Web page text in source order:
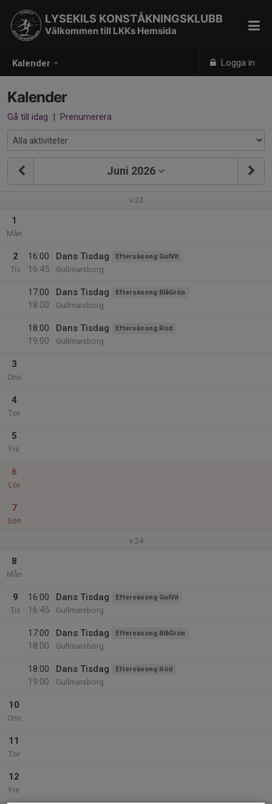
Kalender Logga in
LYSEKILS KONSTÅKNINGSKLUBB
Välkommen till LKKs Hemsida
Kalender
Gå till idag | Prenumerera
Juni 2026
v.23
1
Mån
2
Tis
16:00
16:45
Dans Tisdag Eftersäsong GulVit
Gullmarsborg
17:00
18:00
Dans Tisdag Eftersäsong BlåGrön
Gullmarsborg
18:00
19:00
Dans Tisdag Eftersäsong Röd
Gullmarsborg
3
Ons
4
Tor
5
Fre
6
Lör
7
Sön
v.24
8
Mån
9
Tis
16:00
16:45
Dans Tisdag Eftersäsong GulVit
Gullmarsborg
17:00
18:00
Dans Tisdag Eftersäsong BlåGrön
Gullmarsborg
18:00
19:00
Dans Tisdag Eftersäsong Röd
Gullmarsborg
10
Ons
11
Tor
12
Fre